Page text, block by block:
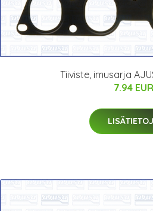
Tiiviste, imusarja
7.94 EUR